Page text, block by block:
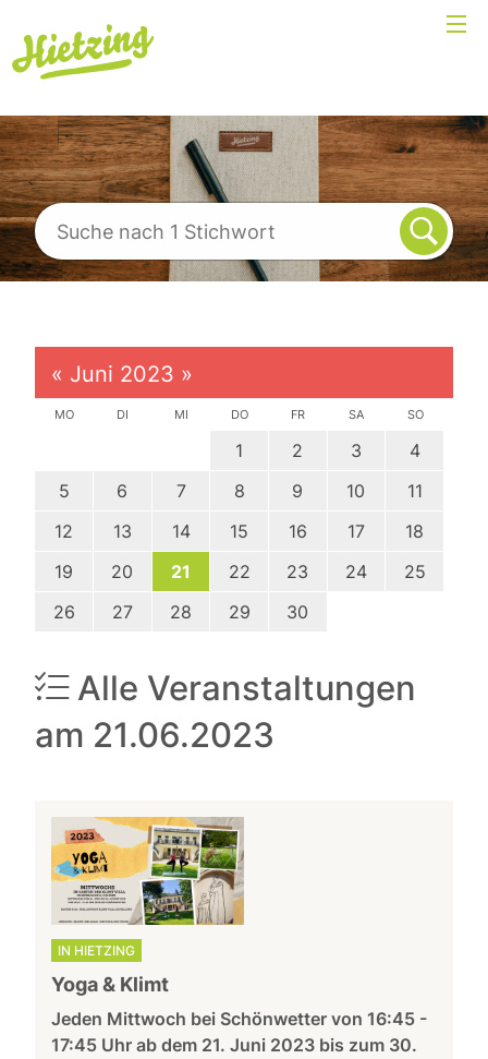
« Juni 2023 »
MO DI MI DO FR SA SO
1 2 3
4
5
6 7 8 9 10
11
12
13 14 15 16 17
18
19
20 21 22 23 24
25
26
27 28 29 30
Alle Veranstaltungen
am 21.06.2023
IN HIETZING
Yoga & Klimt
Jeden Mittwoch bei Schönwetter von 16:45 -
17:45 Uhr ab dem 21. Juni 2023 bis zum 30.